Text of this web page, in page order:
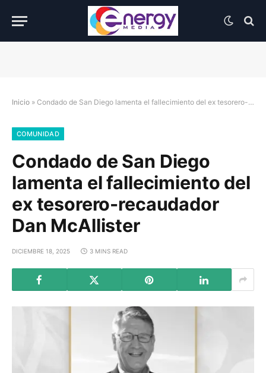
Inicio » Condado de San Diego lamenta el fallecimiento del ex tesorero-recaudador Dan McAllister
COMUNIDAD
Condado de San Diego
lamenta el fallecimiento del
ex tesorero-recaudador
Dan McAllister
DICIEMBRE 18, 2025 3 MINS READ